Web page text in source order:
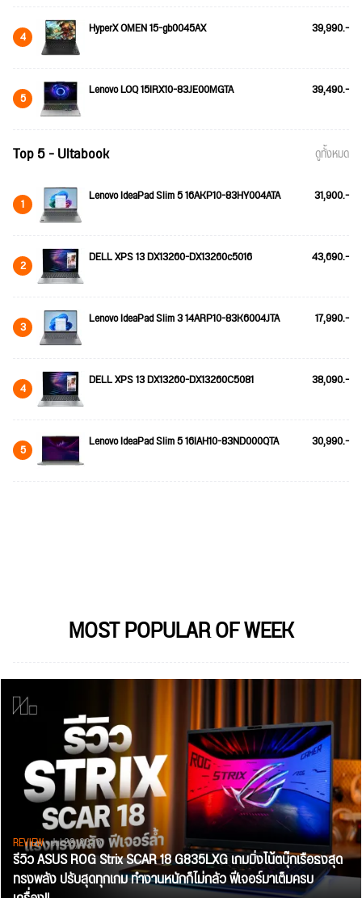
4 HyperX OMEN 15-gb0045AX 39,990.-
5 Lenovo LOQ 15IRX10-83JE00MGTA 39,490.-
Top 5 - Ultabook ดูทั้งหมด
1 Lenovo IdeaPad Slim 5 16AKP10-83HY004ATA 31,900.-
2 DELL XPS 13 DX13260-DX13260c5016 43,690.-
3 Lenovo IdeaPad Slim 3 14ARP10-83K6004JTA 17,990.-
4 DELL XPS 13 DX13260-DX13260C5081 38,090.-
5 Lenovo IdeaPad Slim 5 16IAH10-83ND000QTA 30,990.-
MOST POPULAR OF WEEK
REVIEW• Jul 28, 2026
รีวิว ASUS ROG Strix SCAR 18 G835LXG เกมมิ่งโน้ตบุ๊กเรือธงสุด
ทรงพลัง ปรับสุดทุกเกม ทำงานหนักก็ไม่กลัว ฟีเจอร์มาเต็มครบ